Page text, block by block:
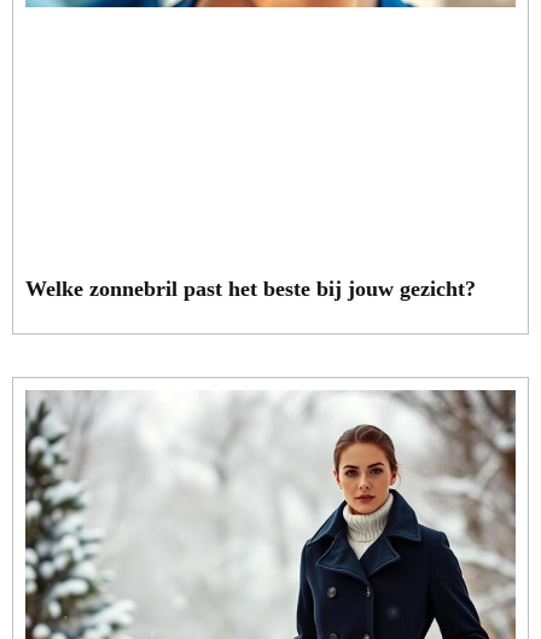
Welke zonnebril past het beste bij jouw gezicht?